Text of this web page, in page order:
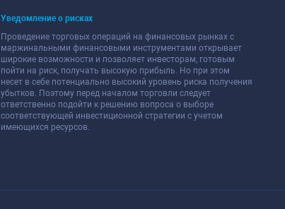
Уведомление о рисках
Проведение торговых операций на финансовых рынках с
маржинальными финансовыми инструментами открывает
широкие возможности и позволяет инвесторам, готовым
пойти на риск, получать высокую прибыль. Но при этом
несет в себе потенциально высокий уровень риска получения
убытков. Поэтому перед началом торговли следует
ответственно подойти к решению вопроса о выборе
соответствующей инвестиционной стратегии с учетом
имеющихся ресурсов.